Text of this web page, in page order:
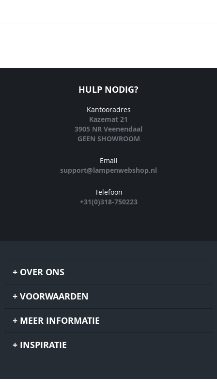
HULP NODIG?
Kantooradres
Kazemat 21
3905 NR Veenendaal
GEEN SHOWROOM
Email
support@lampenwebshop.nl
Telefoon
+31(0)318-750223
OVER ONS
VOORWAARDEN
MEER INFORMATIE
INSPIRATIE